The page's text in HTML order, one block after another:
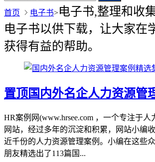
首页 电子书>电子书,整理和收
电子书以供下载，让大家在
获得有益的帮助。
置顶 国内外名企人力资源管
HR案例网(www.hrsee.com ，一个专注于
网站，经过多年的沉淀和积累，网站小编
近千份的人力资源管理案例。小编在这些
朋友精选出了113篇国...